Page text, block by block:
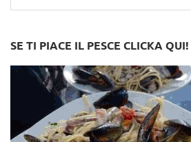
for:
SE TI PIACE IL PESCE CLICKA QUI!